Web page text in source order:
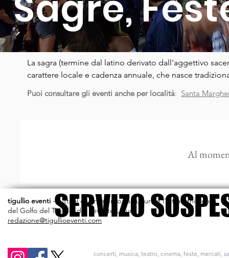
La sagra (termine dal latino derivato dall'aggettivo
carattere locale e cadenza annuale, che nasce
raccolto o promuovere un prodotto enogastronomico
Puoi consultare gli eventi anche per località: Santa
Al
tigullio eventi - tutto il divertimento, la cultura e l'intrattenimento
del Golfo del Tigullio del Levante Ligure
redazione@tigullioeventi.com
SERVIZO
SERVIZO
concerti, musica, teatro, cinema, feste, mercati,